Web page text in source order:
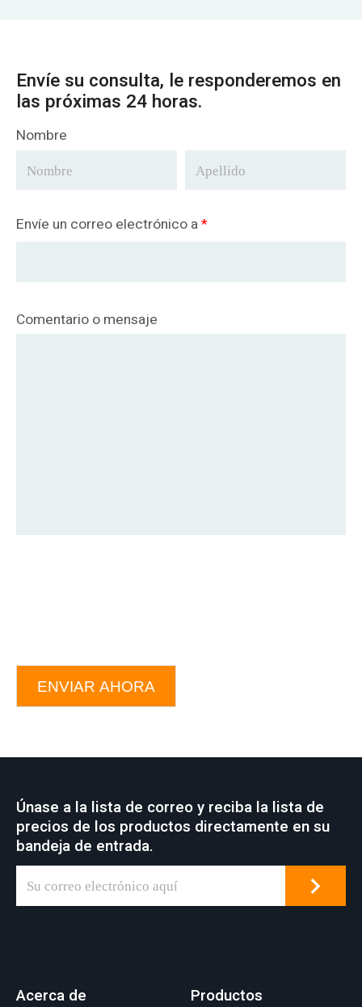
Envíe su consulta, le responderemos en
las próximas 24 horas.
Nombre
Envíe un correo electrónico a*
Comentario o mensaje
ENVIAR AHORA
Únase a la lista de correo y reciba la lista de
precios de los productos directamente en su
bandeja de entrada.
Acerca de
Productos